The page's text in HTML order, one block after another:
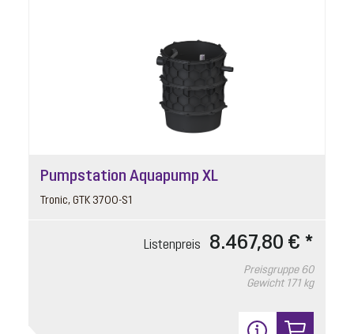
Pumpstation Aquapump XL
Tronic, GTK 3700-S1
Listenpreis 8.467,80 € *
Preisgruppe 60
Gewicht 171 kg